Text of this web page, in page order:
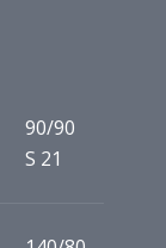
90/90
S 21